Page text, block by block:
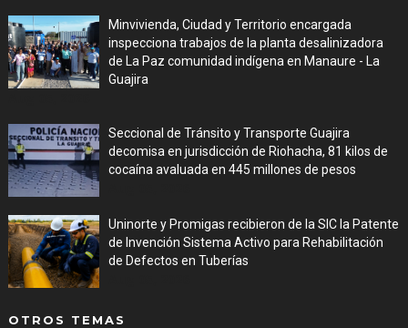
Minvivienda, Ciudad y Territorio encargada
inspecciona trabajos de la planta desalinizadora
de La Paz comunidad indígena en Manaure - La
Guajira
Seccional de Tránsito y Transporte Guajira
decomisa en jurisdicción de Riohacha, 81 kilos de
cocaína avaluada en 445 millones de pesos
Uninorte y Promigas recibieron de la SIC la Patente
de Invención Sistema Activo para Rehabilitación
de Defectos en Tuberías
OTROS TEMAS